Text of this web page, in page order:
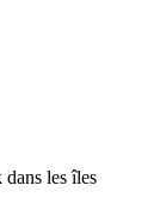
les îles